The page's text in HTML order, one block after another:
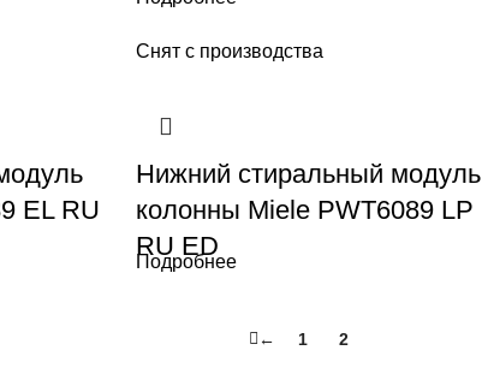
EL RU
Снят с производства
Нижний стиральный модуль
колонны Miele PWT6089 LP
RU ED
Подробнее
← 1 2